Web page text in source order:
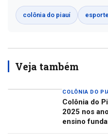
colônia do piauí esporte
Veja também
COLÔNIA DO
Colônia do
2025 nos
ensino